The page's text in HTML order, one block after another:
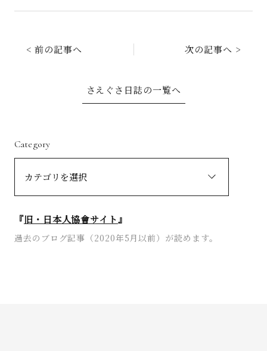
< 前の記事へ 次の記事へ >
さえぐさ日誌の一覧へ
Category
『旧・日本人協會サイト』
過去のブログ記事（2020年5月以前）が読めます。